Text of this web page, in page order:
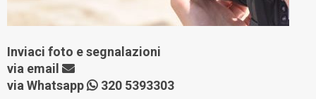
Inviaci foto e segnalazioni
via email
via Whatsapp
320 5393303